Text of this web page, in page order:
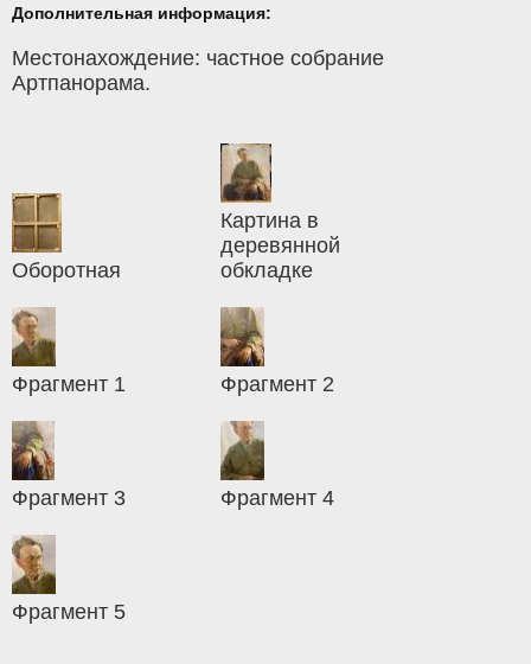
Дополнительная информация:
Местонахождение: частное собрание
Артпанорама.
Оборотная
Картина в
деревянной
обкладке
Фрагмент 1 Фрагмент 2
Фрагмент 3 Фрагмент 4
Фрагмент 5